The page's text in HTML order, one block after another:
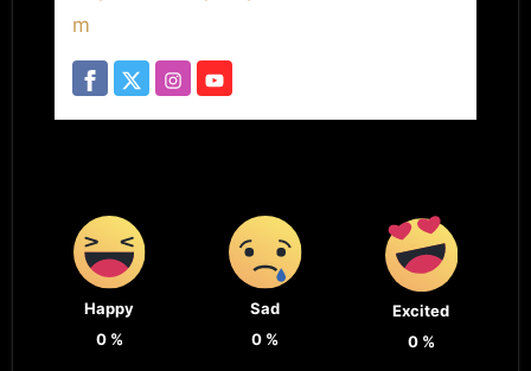
m
Happy
0%
Sad
0 %
Excited
0%